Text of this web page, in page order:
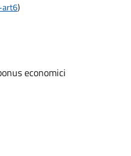
)
economici